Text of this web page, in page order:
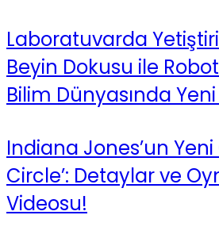
Laboratuvarda
Beyin Dokusu ile
Bilim Dünyasında
Indiana Jones’un
Circle’: Detaylar ve
Videosu!